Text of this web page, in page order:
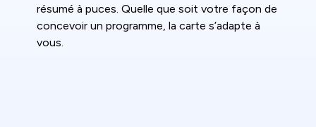
résumé à puces. Quelle que soit votre façon de
concevoir un programme, la carte s’adapte à
vous.